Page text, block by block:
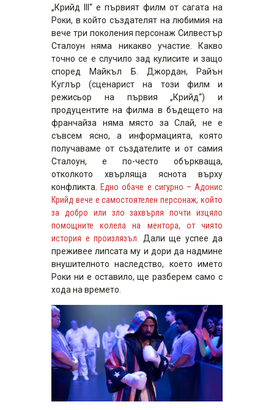
„Крийд III“ е първият филм от сагата на
Роки, в който създателят на любимия на
вече три поколения персонаж Силвестър
Сталоун няма никакво участие. Какво
точно се е случило зад кулисите и защо
според Майкъл Б. Джордан, Райън
Куглър (сценарист на този филм и
режисьор на първия „Крийд“) и
продуцентите на филма в бъдещето на
франчайза няма място за Слай, не е
съвсем ясно, а информацията, която
получаваме от създателите и от самия
Сталоун, е по-често объркваща,
отколкото хвърляща яснота върху
конфликта.
Едно обаче е сигурно – Адонис
Крийд вече е самостоятелен персонаж, който
за добро или зло захвърля почти изцяло
помощните колела на ментора, от чиято
история е произлязъл.
Дали ще успее да
преживее липсата му и дори да надмине
внушителното наследство, което името
Роки ни е оставило, ще разберем само с
хода на времето.